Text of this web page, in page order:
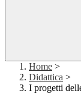
Home >
Didattica >
I progetti